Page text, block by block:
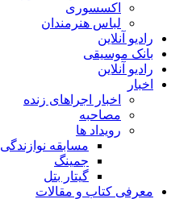
اکسسوری
لباس هنرمندان
رادیو آنلاین
بانک موسیقی
رادیو آنلاین
اخبار
اخبار اجراهای زنده
مصاحبه
رویداد ها
مسابقه نوازندگی
جمینگ
گیتار بتل
معرفی کتاب و مقالات